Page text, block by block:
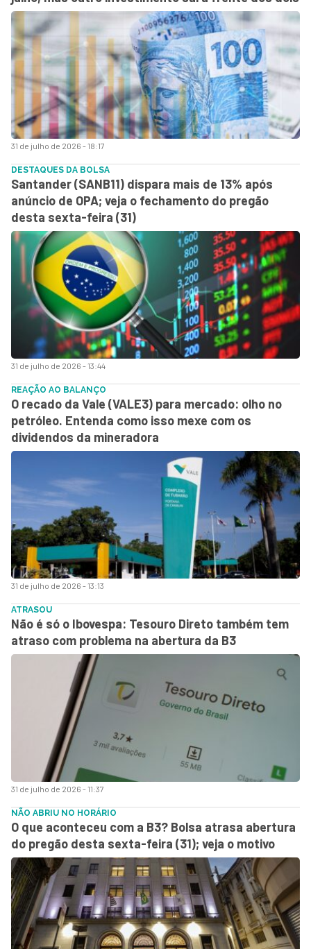
31 de julho de 2026 - 18:17
31 de julho de 2026 - 13:44
DESTAQUES DA BOLSA
Santander (SANB11) dispara mais de 13% após
anúncio de OPA; veja o fechamento do pregão
desta sexta-feira (31)
31 de julho de 2026 - 13:13
REAÇÃO AO BALANÇO
O recado da Vale (VALE3) para mercado: olho no
petróleo. Entenda como isso mexe com os
dividendos da mineradora
31 de julho de 2026 - 11:37
ATRASOU
Não é só o Ibovespa: Tesouro Direto também tem
atraso com problema na abertura da B3
NÃO ABRIU NO HORÁRIO
O que aconteceu com a B3? Bolsa atrasa abertura
do pregão desta sexta-feira (31); veja o motivo